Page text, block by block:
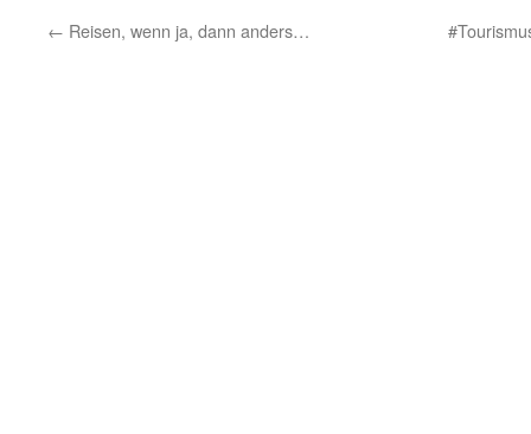
← Reisen, wenn ja, dann anders…